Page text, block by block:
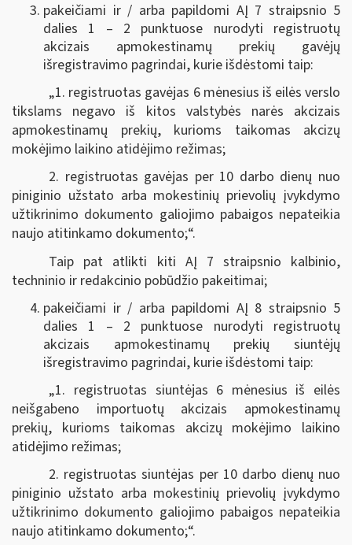
pakeičiami ir / arba papildomi AĮ 7 straipsnio 5
dalies 1 – 2 punktuose nurodyti registruotų
akcizais apmokestinamų prekių gavėjų
išregistravimo pagrindai, kurie išdėstomi taip:
„1. registruotas gavėjas 6 mėnesius iš eilės verslo
tikslams negavo iš kitos valstybės narės akcizais
apmokestinamų prekių, kurioms taikomas akcizų
mokėjimo laikino atidėjimo režimas;
2. registruotas gavėjas per 10 darbo dienų nuo
piniginio užstato arba mokestinių prievolių įvykdymo
užtikrinimo dokumento galiojimo pabaigos nepateikia
naujo atitinkamo dokumento;“.
Taip pat atlikti kiti AĮ 7 straipsnio kalbinio,
techninio ir redakcinio pobūdžio pakeitimai;
pakeičiami ir / arba papildomi AĮ 8 straipsnio 5
dalies 1 – 2 punktuose nurodyti registruotų
akcizais apmokestinamų prekių siuntėjų
išregistravimo pagrindai, kurie išdėstomi taip:
„1. registruotas siuntėjas 6 mėnesius iš eilės
neišgabeno importuotų akcizais apmokestinamų
prekių, kurioms taikomas akcizų mokėjimo laikino
atidėjimo režimas;
2. registruotas siuntėjas per 10 darbo dienų nuo
piniginio užstato arba mokestinių prievolių įvykdymo
užtikrinimo dokumento galiojimo pabaigos nepateikia
naujo atitinkamo dokumento;“.